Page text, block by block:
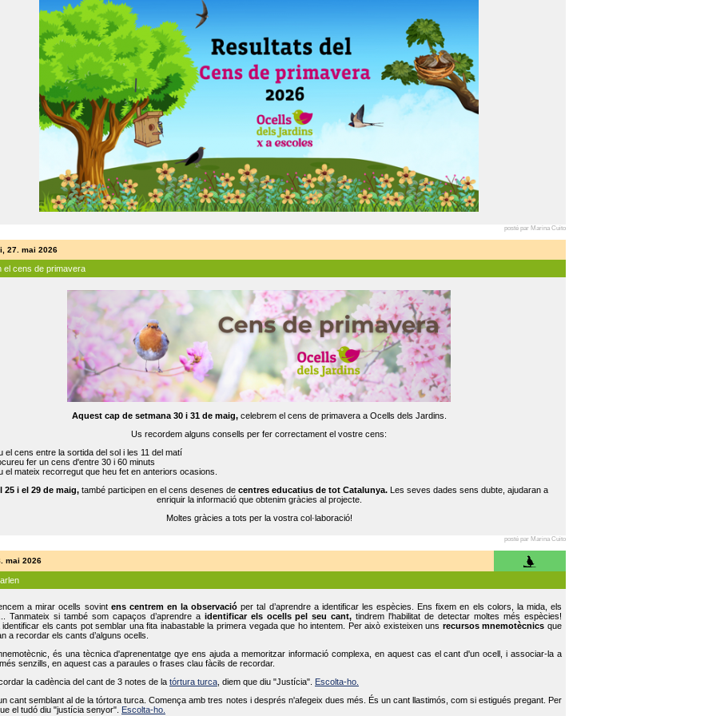
posté par Marina Cuito
27. mai 2026
el cens de primavera
Aquest cap de setmana 30 i 31 de maig,celebrem el cens de primavera a Ocells dels Jardins.
Us recordem alguns consells per fer correctament el vostre cens:
el cens entre la sortida del sol i les 11 del matí
fer un cens d'entre 30 i 60 minuts
el mateix recorregut que heu fet en anteriors ocasions.
25 i el 29 de maig,també participen en el cens desenes de centres educatius de tot Catalunya.Les seves dades sens dubte, ajudaran a
enriquir la informació que obtenim gràcies al projecte.
Moltes gràcies a tots per la vostra col·laboració!
posté par Marina Cuito
mai 2026
a mirar ocells sovint ens centrem en la observació per tal d’aprendre a identificar les espècies. Ens fixem en els colors, la mida, els
Tanmateix si també som capaços d’aprendre a identificar els ocells pel seu cant, tindrem l'habilitat de detectar moltes més espècies!
els cants pot semblar una fita inabastable la primera vegada que ho intentem. Per això existeixen uns recursos mnemotècnics que
a recordar els cants d’alguns ocells.
és una tècnica d'aprenentatge qye ens ajuda a memoritzar informació complexa, en aquest cas el cant d'un ocell, i associar-la a
senzills, en aquest cas a paraules o frases clau fàcils de recordar.
la cadència del cant de 3 notes de la tórtura turca , diem que diu "Justícia".
Escolta-ho.
cant semblant al de la tórtora turca. Comença amb tres notes i després n'afegeix dues més. És un cant llastimós, com si estigués pregant. Per
el tudó diu "justícia senyor".
Escolta-ho.